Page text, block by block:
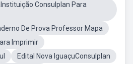
Consulplan Para
De Prova Professor Mapa
Imprimir
Edital Nova IguaçuConsulplan